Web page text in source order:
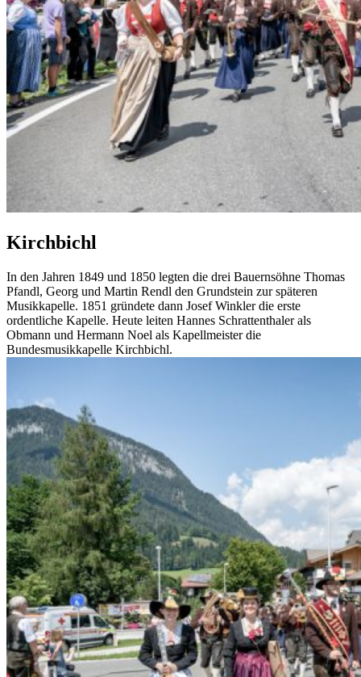
Kirchbichl
In den Jahren 1849 und 1850 legten die drei Bauernsöhne Thomas
Pfandl, Georg und Martin Rendl den Grundstein zur späteren
Musikkapelle. 1851 gründete dann Josef Winkler die erste
ordentliche Kapelle. Heute leiten Hannes Schrattenthaler als
Obmann und Hermann Noel als Kapellmeister die
Bundesmusikkapelle Kirchbichl.